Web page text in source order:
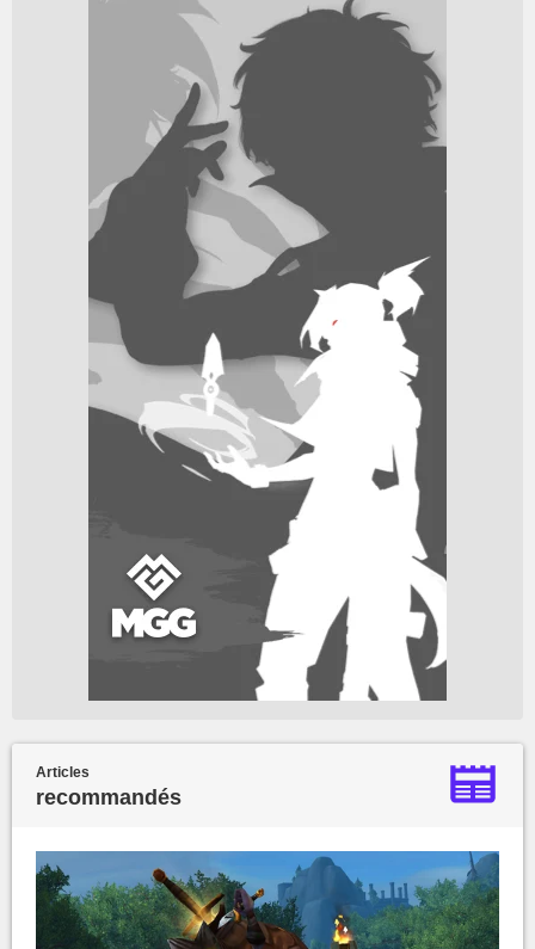
Articles
recommandés